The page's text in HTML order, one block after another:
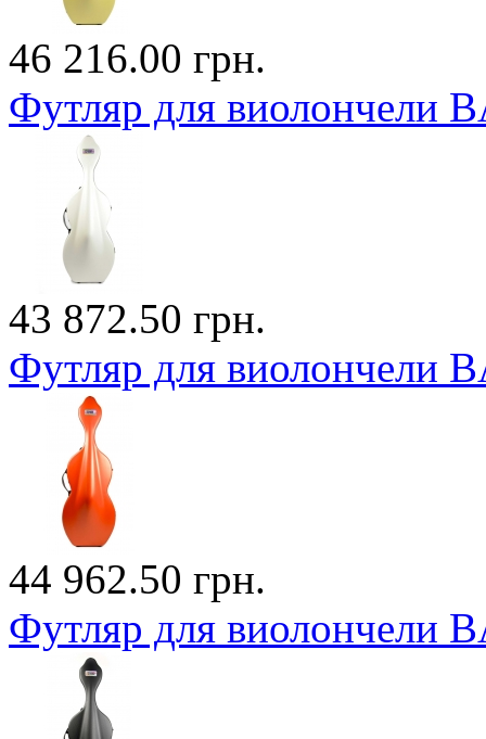
46 216.00 грн.
Футляр для виолончели
43 872.50 грн.
Футляр для виолончели
44 962.50 грн.
Футляр для виолончели